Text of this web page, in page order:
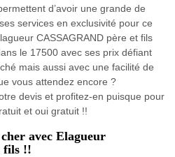
d’avoir une grande de
services en exclusivité pour ce
CASSAGRAND père et fils
le 17500 avec ses prix défiant
mais aussi avec une facilité de
vous attendez encore ?
devis et profitez-en puisque pour
et oui gratuit !!
avec Elagueur
fils !!